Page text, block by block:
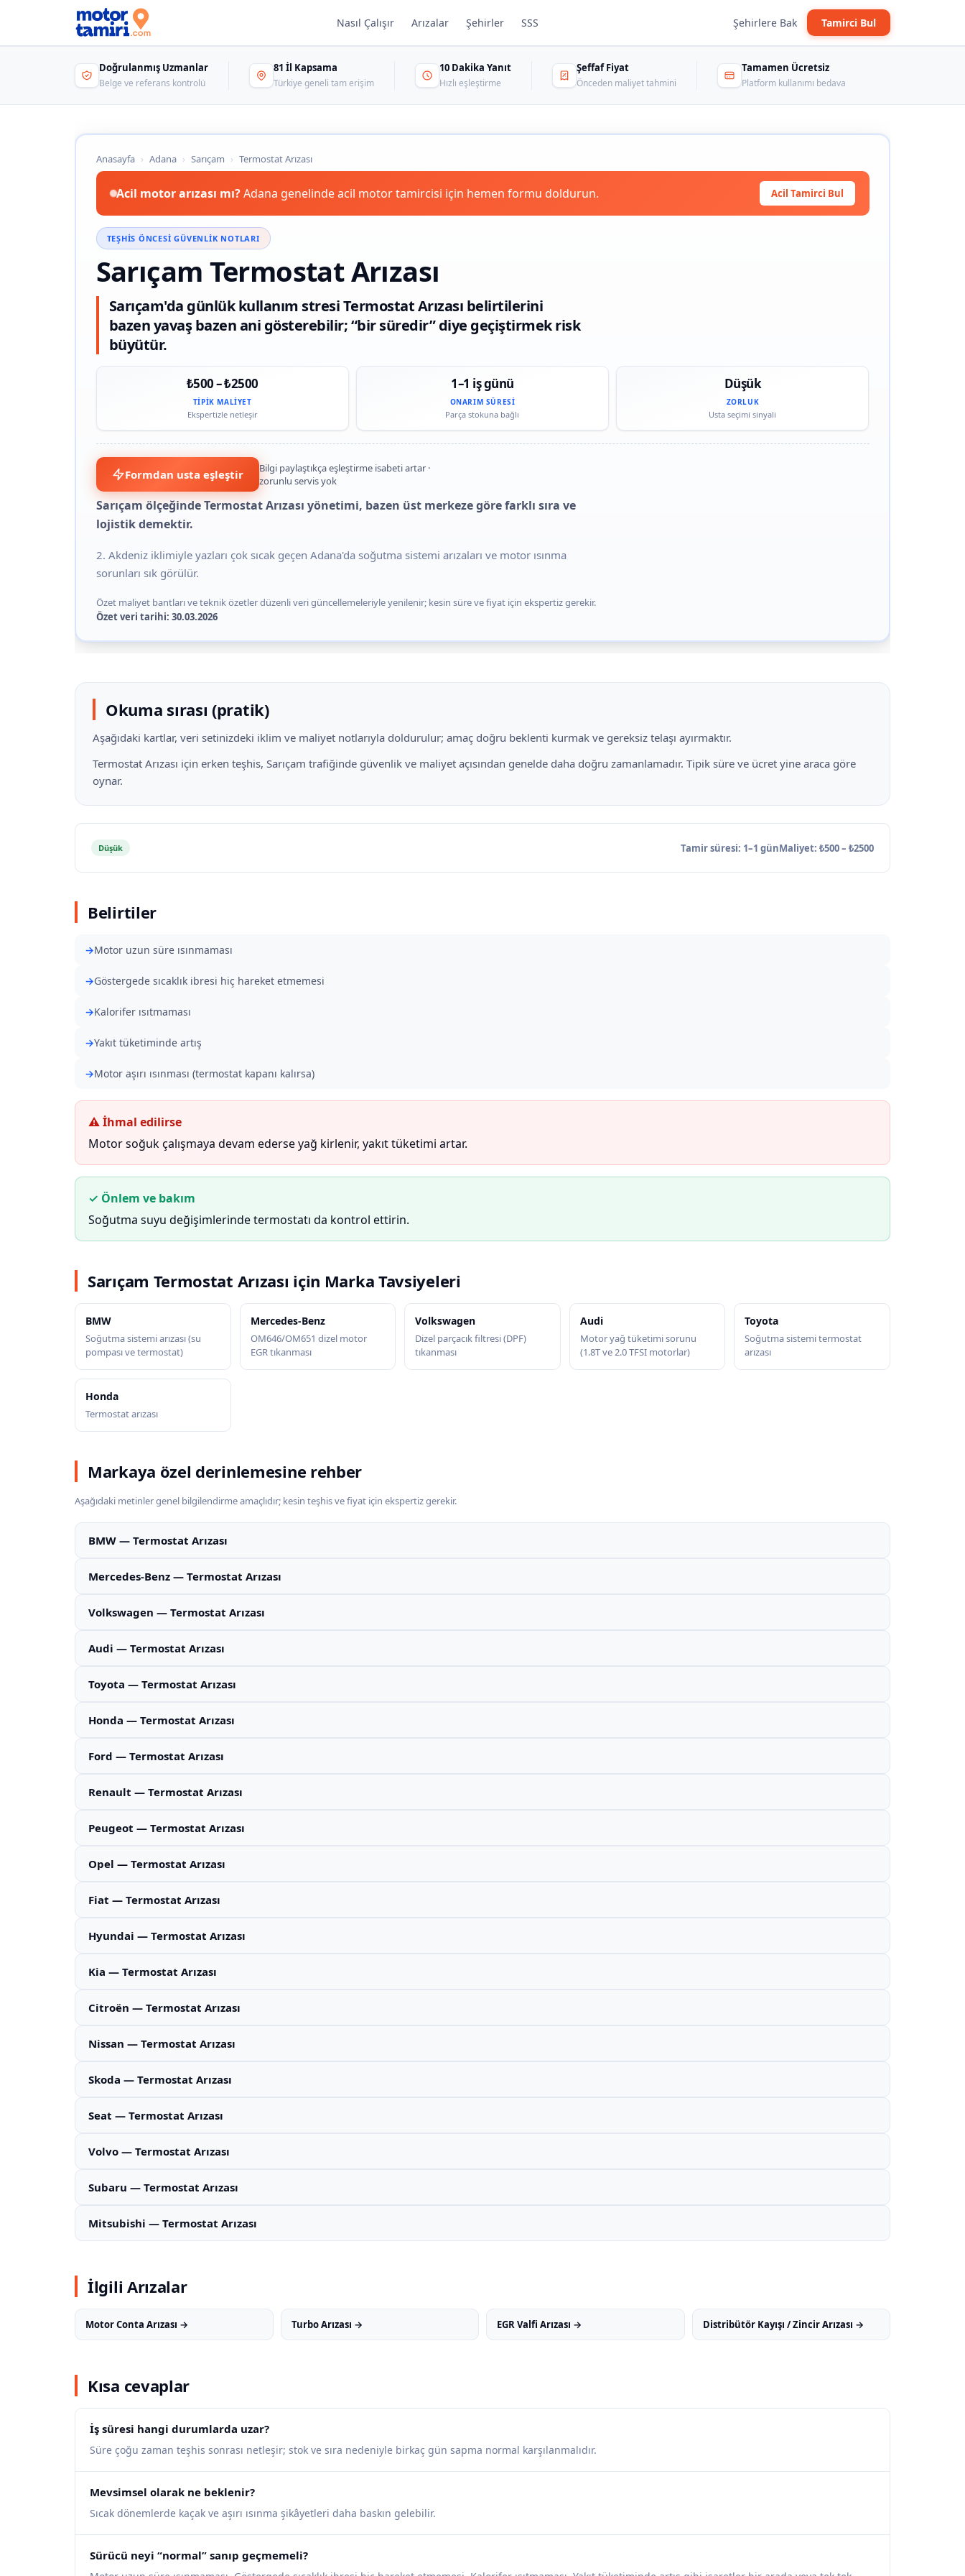
Nasıl Çalışır Arızalar Şehirler SSS Şehirlere Bak Tamirci Bul
Doğrulanmış Uzmanlar
Belge ve referans kontrolü
81 İl Kapsama
Türkiye geneli tam erişim
10 Dakika Yanıt
Hızlı eşleştirme
Şeffaf Fiyat
Önceden maliyet tahmini
Tamamen Ücretsiz
Platform kullanımı bedava
Anasayfa › Adana › Sarıçam › Termostat Arızası
Acil motor arızası mı?Adana genelinde acil motor tamircisi için hemen formu doldurun. Acil Tamirci Bul
TEŞHIS ÖNCESI GÜVENLIK NOTLARI
Sarıçam Termostat Arızası
Sarıçam'da günlük kullanım stresi Termostat Arızası belirtilerini
bazen yavaş bazen ani gösterebilir; “bir süredir” diye geçiştirmek risk
büyütür.
₺500 – ₺2500
TIPIK MALIYET
Ekspertizle netleşir
1–1 iş günü
ONARIM SÜRESI
Parça stokuna bağlı
Düşük
ZORLUK
Usta seçimi sinyali
Formdan usta eşleştir
Bilgi paylaştıkça eşleştirme isabeti artar ·
zorunlu servis yok
Sarıçam ölçeğinde Termostat Arızası yönetimi, bazen üst merkeze göre farklı sıra ve
lojistik demektir.
2. Akdeniz iklimiyle yazları çok sıcak geçen Adana'da soğutma sistemi arızaları ve motor ısınma
sorunları sık görülür.
Özet maliyet bantları ve teknik özetler düzenli veri güncellemeleriyle yenilenir; kesin süre ve fiyat için ekspertiz gerekir.
Özet veri tarihi: 30.03.2026
Okuma sırası (pratik)
Aşağıdaki kartlar, veri setinizdeki iklim ve maliyet notlarıyla doldurulur; amaç doğru beklenti kurmak ve gereksiz telaşı ayırmaktır.
Termostat Arızası için erken teşhis, Sarıçam trafiğinde güvenlik ve maliyet açısından genelde daha doğru zamanlamadır. Tipik süre ve ücret yine araca göre
oynar.
Düşük Tamir süresi: 1–1 günMaliyet: ₺500 – ₺2500
Belirtiler
Motor uzun süre ısınmaması
Göstergede sıcaklık ibresi hiç hareket etmemesi
Kalorifer ısıtmaması
Yakıt tüketiminde artış
Motor aşırı ısınması (termostat kapanı kalırsa)
⚠ İhmal edilirse
Motor soğuk çalışmaya devam ederse yağ kirlenir, yakıt tüketimi artar.
✓ Önlem ve bakım
Soğutma suyu değişimlerinde termostatı da kontrol ettirin.
Sarıçam Termostat Arızası için Marka Tavsiyeleri
BMW
Soğutma sistemi arızası (su
pompası ve termostat)
Mercedes-Benz
OM646/OM651 dizel motor
EGR tıkanması
Volkswagen
Dizel parçacık filtresi (DPF)
tıkanması
Audi
Motor yağ tüketimi sorunu
(1.8T ve 2.0 TFSI motorlar)
Toyota
Soğutma sistemi termostat
arızası
Honda
Termostat arızası
Markaya özel derinlemesine rehber
Aşağıdaki metinler genel bilgilendirme amaçlıdır; kesin teşhis ve fiyat için ekspertiz gerekir.
BMW — Termostat Arızası
Mercedes-Benz — Termostat Arızası
Volkswagen — Termostat Arızası
Audi — Termostat Arızası
Toyota — Termostat Arızası
Honda — Termostat Arızası
Ford — Termostat Arızası
Renault — Termostat Arızası
Peugeot — Termostat Arızası
Opel — Termostat Arızası
Fiat — Termostat Arızası
Hyundai — Termostat Arızası
Kia — Termostat Arızası
Citroën — Termostat Arızası
Nissan — Termostat Arızası
Skoda — Termostat Arızası
Seat — Termostat Arızası
Volvo — Termostat Arızası
Subaru — Termostat Arızası
Mitsubishi — Termostat Arızası
İlgili Arızalar
Motor Conta Arızası → Turbo Arızası → EGR Valfi Arızası → Distribütör Kayışı / Zincir Arızası →
Kısa cevaplar
İş süresi hangi durumlarda uzar?
Süre çoğu zaman teşhis sonrası netleşir; stok ve sıra nedeniyle birkaç gün sapma normal karşılanmalıdır.
Mevsimsel olarak ne beklenir?
Sıcak dönemlerde kaçak ve aşırı ısınma şikâyetleri daha baskın gelebilir.
Sürücü neyi “normal” sanıp geçmemeli?